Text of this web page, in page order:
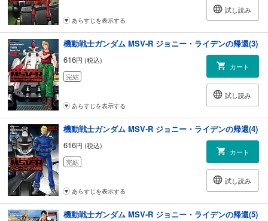
試し読み
あらすじを表示する
機動戦士ガンダム MSV-R ジョニー・ライデンの帰還(3)
616円 (税込)
完結
カート
試し読み
あらすじを表示する
機動戦士ガンダム MSV-R ジョニー・ライデンの帰還(4)
616円 (税込)
完結
カート
試し読み
あらすじを表示する
機動戦士ガンダム MSV-R ジョニー・ライデンの帰還(5)